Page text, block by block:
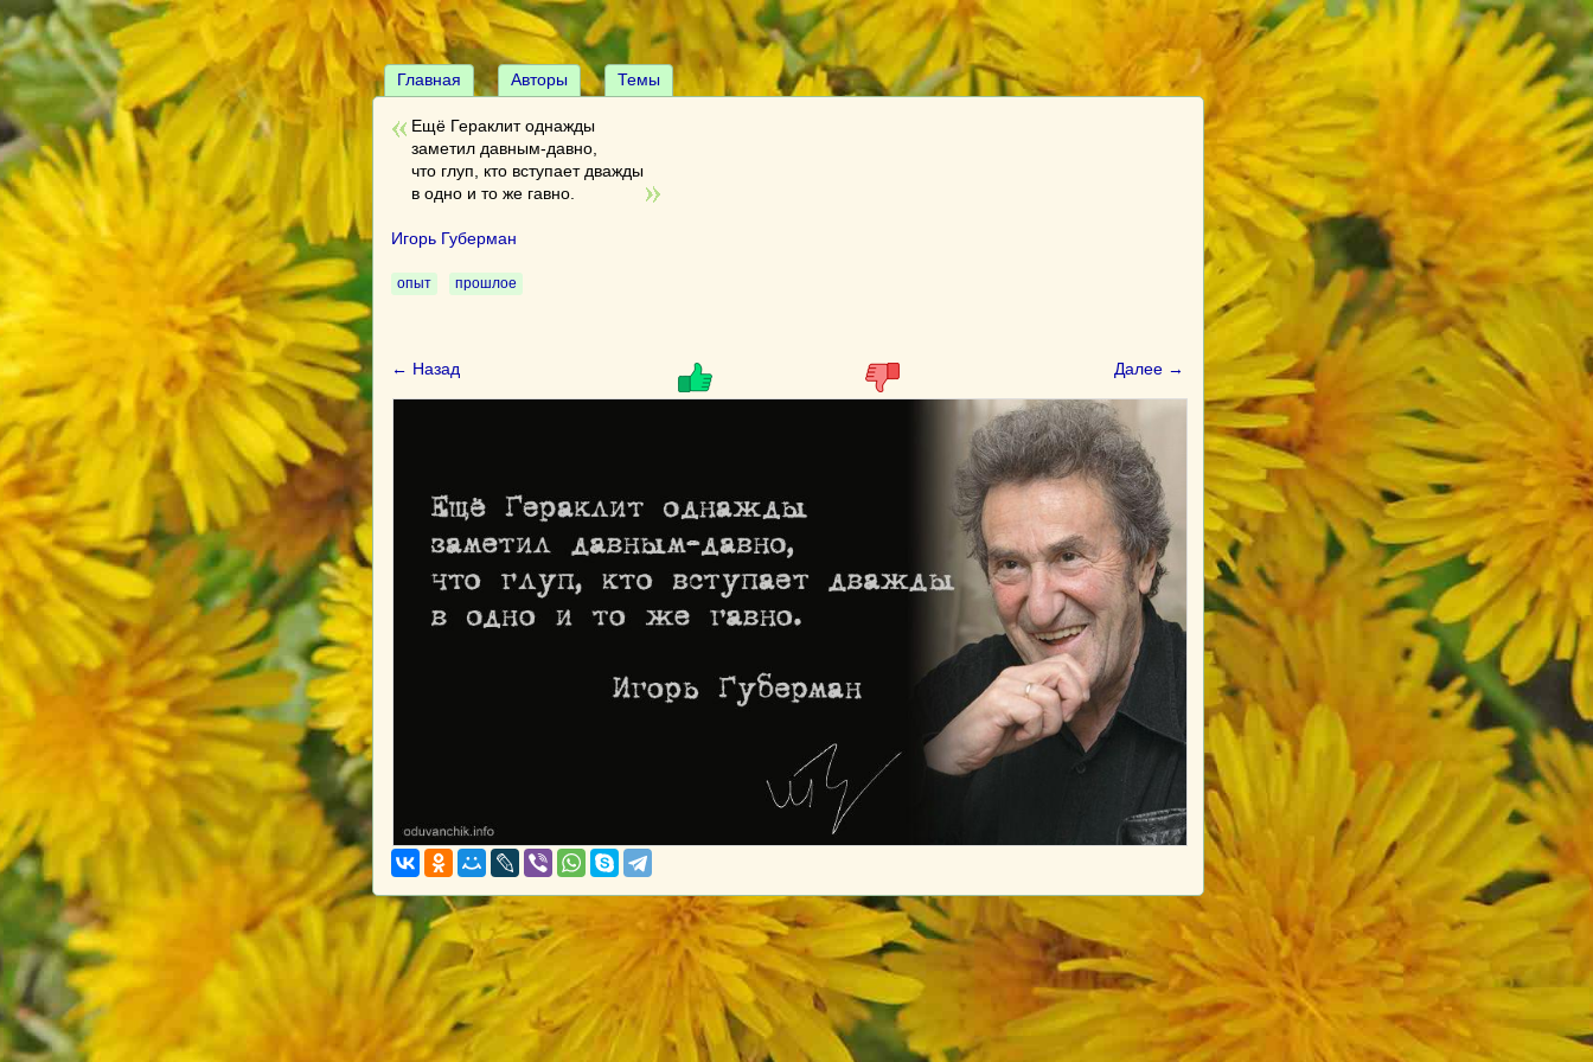
Главная Авторы Темы
Ещё Гераклит однажды
заметил давным-давно,
что глуп, кто вступает дважды
в одно и то же гавно.
Игорь Губерман
опыт прошлое
← Назад Далее →